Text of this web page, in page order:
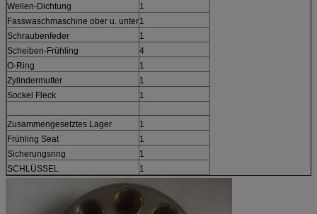
Wellen-Dichtung
1
Fasswaschmaschine ober u. unter1
Schraubenfeder
1
Scheiben-Frühling
4
O-Ring
1
Zylindermutter
1
Sockel Fleck
1
Zusammengesetztes Lager
1
Frühling Seat
1
Sicherungsring
1
SCHLÜSSEL
1